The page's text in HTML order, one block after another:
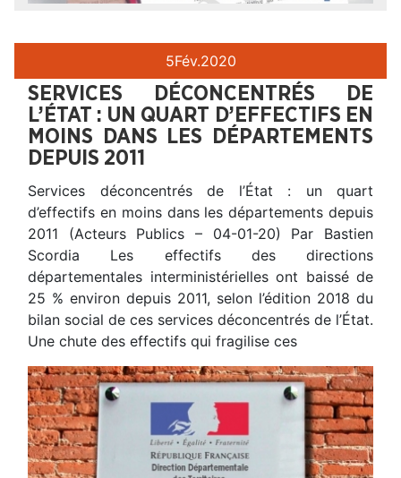
5Fév.2020
SERVICES DÉCONCENTRÉS DE
L’ÉTAT : UN QUART D’EFFECTIFS EN
MOINS DANS LES DÉPARTEMENTS
DEPUIS 2011
Services déconcentrés de l’État : un quart
d’effectifs en moins dans les départements depuis
2011 (Acteurs Publics – 04-01-20) Par Bastien
Scordia Les effectifs des directions
départementales interministérielles ont baissé de
25 % environ depuis 2011, selon l’édition 2018 du
bilan social de ces services déconcentrés de l’État.
Une chute des effectifs qui fragilise ces